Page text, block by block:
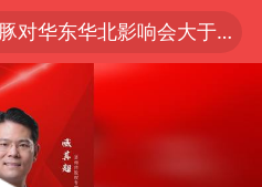
白海豚对华东华北影响会大于巴威